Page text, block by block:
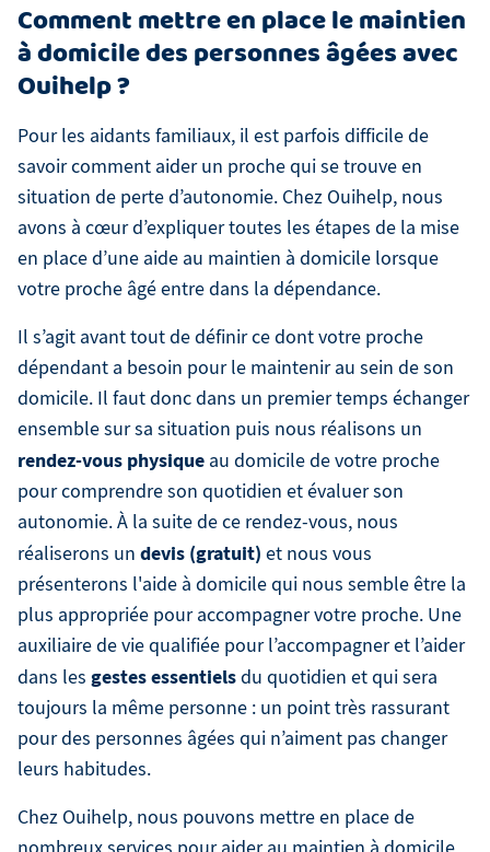
Comment mettre en place le maintien
à domicile des personnes âgées avec
Ouihelp ?
Pour les aidants familiaux, il est parfois difficile de
savoir comment aider un proche qui se trouve en
situation de perte d’autonomie. Chez Ouihelp, nous
avons à cœur d’expliquer toutes les étapes de la mise
en place d’une aide au maintien à domicile lorsque
votre proche âgé entre dans la dépendance.
Il s’agit avant tout de définir ce dont votre proche
dépendant a besoin pour le maintenir au sein de son
domicile. Il faut donc dans un premier temps échanger
ensemble sur sa situation puis nous réalisons un
rendez-vous physique au domicile de votre proche
pour comprendre son quotidien et évaluer son
autonomie. À la suite de ce rendez-vous, nous
réaliserons un devis (gratuit) et nous vous
présenterons l'aide à domicile qui nous semble être la
plus appropriée pour accompagner votre proche. Une
auxiliaire de vie qualifiée pour l’accompagner et l’aider
dans les gestes essentielsdu quotidien et qui sera
toujours la même personne : un point très rassurant
pour des personnes âgées qui n’aiment pas changer
leurs habitudes.
Chez Ouihelp, nous pouvons mettre en place de